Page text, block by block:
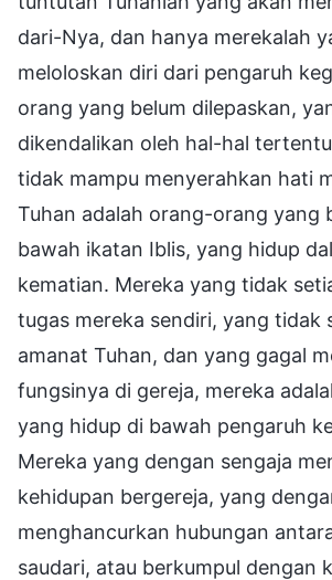
dari-Nya, dan hanya merekalah
meloloskan diri dari pengaruh
orang yang belum dilepaskan,
dikendalikan oleh hal-hal
tidak mampu menyerahkan hati
Tuhan adalah orang-orang yang
bawah ikatan Iblis, yang hidup
kematian. Mereka yang tidak
tugas mereka sendiri, yang tidak
amanat Tuhan, dan yang gagal
fungsinya di gereja, mereka
yang hidup di bawah pengaruh
Mereka yang dengan sengaja
kehidupan bergereja, yang
menghancurkan hubungan
saudari, atau berkumpul dengan